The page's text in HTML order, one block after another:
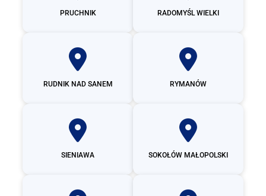
PRUCHNIK RADOMYŚL WIELKI
RUDNIK NAD SANEM RYMANÓW
SIENIAWA SOKOŁÓW MAŁOPOLSKI